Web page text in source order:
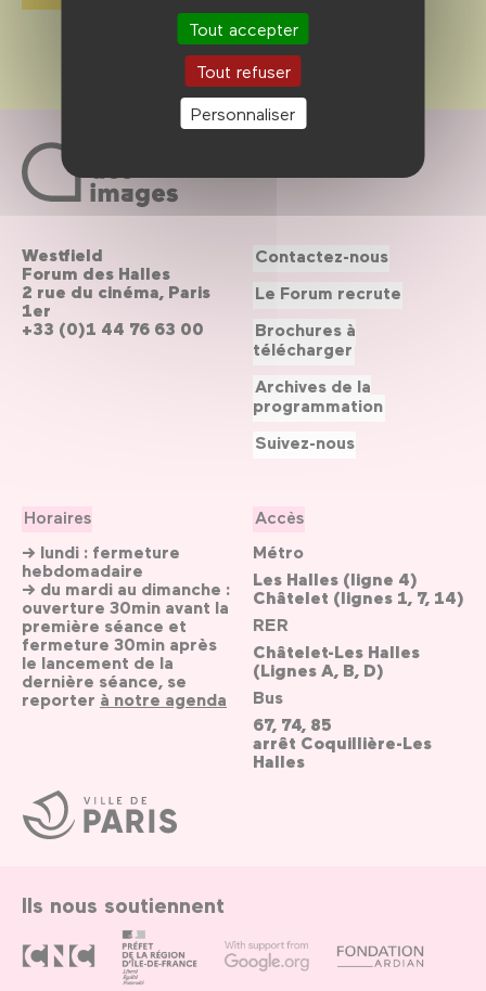
Tout accepter
Tout refuser
Personnaliser
Ville
de
Paris
Westfield
Forum des Halles
2 rue du cinéma, Paris
1er
+33 (0)1 44 76 63 00
Horaires
→ lundi : fermeture
hebdomadaire
→ du mardi au dimanche :
ouverture 30min avant la
première séance et
fermeture 30min après
le lancement de la
dernière séance, se
reporter à notre agenda
Accès
Métro
Les Halles (ligne 4)
Châtelet (lignes 1, 7, 14)
RER
Châtelet-Les Halles
(Lignes A, B, D)
Bus
67, 74, 85
arrêt Coquillière-Les
Halles
Contactez-nous
Le Forum recrute
Brochures à
télécharger
Archives de la
programmation
Suivez-nous
Ils nous soutiennent